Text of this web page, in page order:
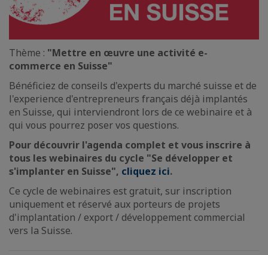
Thème : "Mettre en œuvre une activité e-
commerce en Suisse"
Bénéficiez de conseils d'experts du marché suisse et de
l'experience d'entrepreneurs français déjà implantés
en Suisse, qui interviendront lors de ce webinaire et à
qui vous pourrez poser vos questions.
Pour découvrir l'agenda complet et vous inscrire à
tous les webinaires du cycle "Se développer et
s'implanter en Suisse", cliquez ici.
Ce cycle de webinaires est gratuit, sur inscription
uniquement et réservé aux porteurs de projets
d'implantation / export / développement commercial
vers la Suisse.